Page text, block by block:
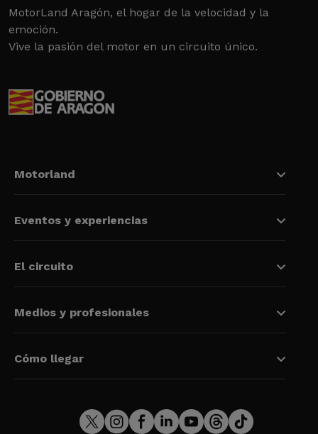
MotorLand Aragón, el hogar de la velocidad y la
emoción.
Vive la pasión del motor en un circuito único.
Motorland
Eventos y experiencias
El circuito
Medios y profesionales
Cómo llegar